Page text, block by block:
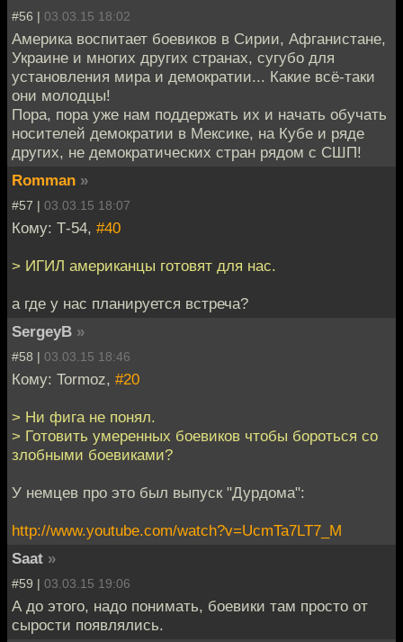
#56 | 03.03.15 18:02
Америка воспитает боевиков в Сирии, Афганистане,
Украине и многих других странах, сугубо для
установления мира и демократии... Какие всё-таки
они молодцы!
Пора, пора уже нам поддержать их и начать обучать
носителей демократии в Мексике, на Кубе и ряде
других, не демократических стран рядом с СШП!
Romman »
#57 | 03.03.15 18:07
Кому: Т-54, #40
> ИГИЛ американцы готовят для нас.
а где у нас планируется встреча?
SergeyB »
#58 | 03.03.15 18:46
Кому: Tormoz, #20
> Ни фига не понял.
> Готовить умеренных боевиков чтобы бороться со
злобными боевиками?
У немцев про это был выпуск "Дурдома":
http://www.youtube.com/watch?v=UcmTa7LT7_M
Saat »
#59 | 03.03.15 19:06
А до этого, надо понимать, боевики там просто от
сырости появлялись.